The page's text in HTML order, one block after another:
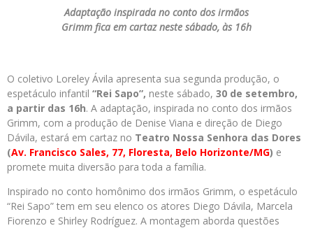
Adaptação inspirada no conto dos irmãos
Grimm fica em cartaz neste sábado, às 16h
O coletivo Loreley Ávila apresenta sua segunda produção, o
espetáculo infantil “Rei Sapo”, neste sábado, 30 de setembro,
a partir das 16h. A adaptação, inspirada no conto dos irmãos
Grimm, com a produção de Denise Viana e direção de Diego
Dávila, estará em cartaz no Teatro Nossa Senhora das Dores
(Av. Francisco Sales, 77, Floresta, Belo Horizonte/MG) e
promete muita diversão para toda a família.
Inspirado no conto homônimo dos irmãos Grimm, o espetáculo
“Rei Sapo” tem em seu elenco os atores Diego Dávila, Marcela
Fiorenzo e Shirley Rodríguez. A montagem aborda questões